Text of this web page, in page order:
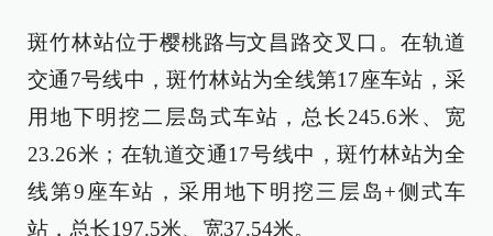
斑竹林站位于樱桃路与文昌路交叉口。在轨道
交通7号线中，斑竹林站为全线第17座车站，采
用地下明挖二层岛式车站，总长245.6米、宽
23.26米；在轨道交通17号线中，斑竹林站为全
线第9座车站，采用地下明挖三层岛+侧式车
站，总长197.5米、宽37.54米。